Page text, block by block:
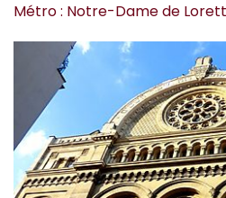
Métro : Notre-Dame de